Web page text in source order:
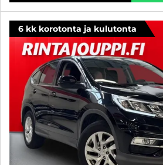
6 kk korotonta ja kulutonta